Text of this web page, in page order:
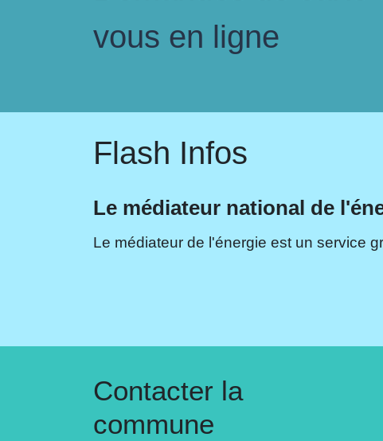
vous en ligne
Flash Infos
Le médiateur national de
Le médiateur de l'énergie est un service
Contacter la
commune